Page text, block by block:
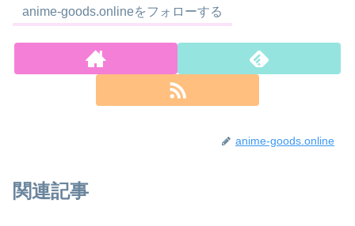
anime-goods.onlineをフォローする
anime-goods.online
関連記事